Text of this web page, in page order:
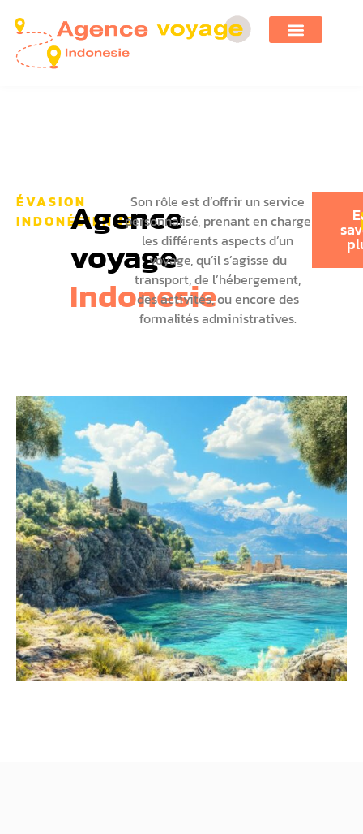
ÉVASION
INDONÉSIENNE
Agence
voyage
Indonesie
Son rôle est d’offrir un service
personnalisé, prenant en charge
les différents aspects d’un
voyage, qu’il s’agisse du
transport, de l’hébergement,
des activités, ou encore des
formalités administratives.